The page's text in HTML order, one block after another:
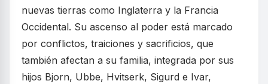
nuevas tierras como Inglaterra y la Francia
Occidental. Su ascenso al poder está marcado
por conflictos, traiciones y sacrificios, que
también afectan a su familia, integrada por sus
hijos Bjorn, Ubbe, Hvitserk, Sigurd e Ivar,